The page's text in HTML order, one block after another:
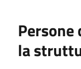
Persone
la